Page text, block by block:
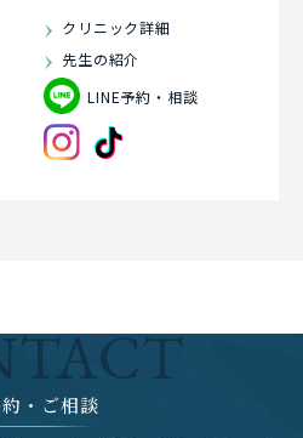
クリニック詳細
先生の紹介
LINE予約・相談
・ご相談